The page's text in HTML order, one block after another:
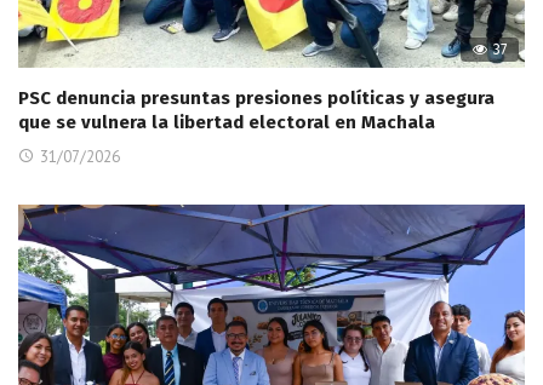
37
PSC denuncia presuntas presiones políticas y asegura
que se vulnera la libertad electoral en Machala
31/07/2026